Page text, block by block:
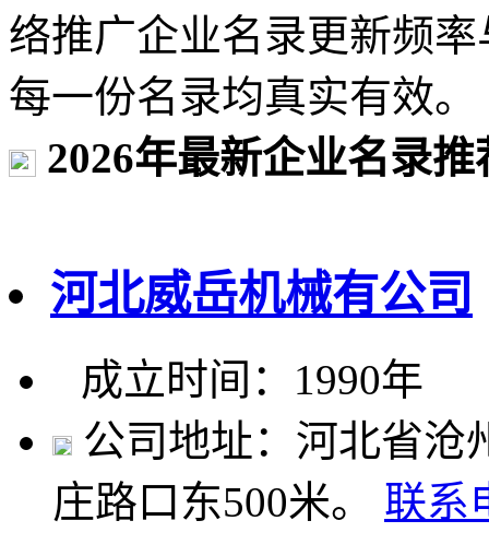
络推广企业名录更新频
每一份名录均真实有效。
2026年最新企业名录推
河北威岳机械有公司
成立时间：1990年
公司地址：河北省沧
庄路口东500米。
联系